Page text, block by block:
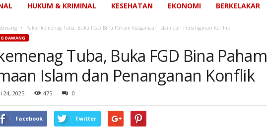
HUKUM & KRIMINAL KESEHATAN EKONOMI BERKELAKAR
Kakankemenag Tuba, Buka FGD Bina Paham Keagamaan Islam dan Penanganan Konflik
BAWANG
Tuba, Buka FGD Bina Paham
Islam dan Penanganan Konflik
24, 2025 475 0
Facebook Twitter